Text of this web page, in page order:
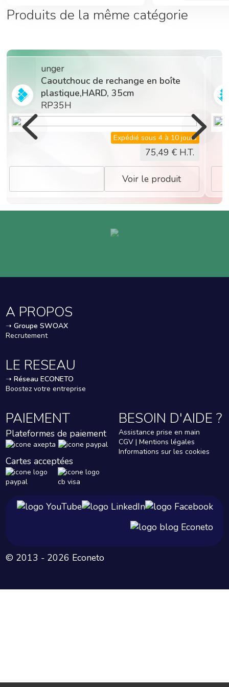
Produits de la même catégorie
unger
Caoutchouc de rechange en boîte
plastique,HARD, 35cm
RP35H
Expédié sous 4 à 10 jours
75,49€ H.T.
Voir le produit
A PROPOS
➝ Groupe SWOAX
Recrutement
LE RESEAU
➝ Réseau ECONETO
Boostez votre entreprise
PAIEMENT
Plateformes de paiement
Cartes acceptées
BESOIN D'AIDE ?
Assistance prise en main
CGV | Mentions légales
Informations sur les cookies
© 2013 - 2026 Econeto